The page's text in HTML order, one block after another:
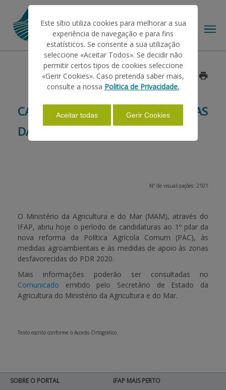
AJUDAS/APOIOS
INFORMAÇÕES
PAGAMENTOS
APOIO AO BENEFICIÁRIO
Entrar / Registar
CANDIDATURAS ÀS AJUDAS DIRETAS
DA PAC
Data: 2015/03/02
Nº de visualizações: 2101
O Ministério da Agricultura e do Mar (MAM), através do
IFAP, abriu hoje o período de candidaturas ao 1º pilar da
nova reforma da Política Agrícola Comum (PAC), às
medidas agroambientais e às medidas de apoio às zonas
desfavorecidas do PDR 2020.
Mais informações poderão ser consultadas no
Comunicado emitido pelo Secretário de Estado da
Agricultura do Ministério da Agricultura e do Mar.
Texto escrito conforme o Acordo Ortográfico.
SOBRE O PORTAL
IFAP MAIS PERTO
Este sítio utiliza cookies para melhorar a sua
experiência de navegação e para fins
estatísticos. Se consente a sua utilização
seleccione «Aceitar Todos». Se decidir não
permitir certos tipos de cookies seleccione
«Gerir Cookies». Caso pretenda saber mais,
consulte a nossa Politica de Privacidade.
Aceitar todas Gerir Cookies